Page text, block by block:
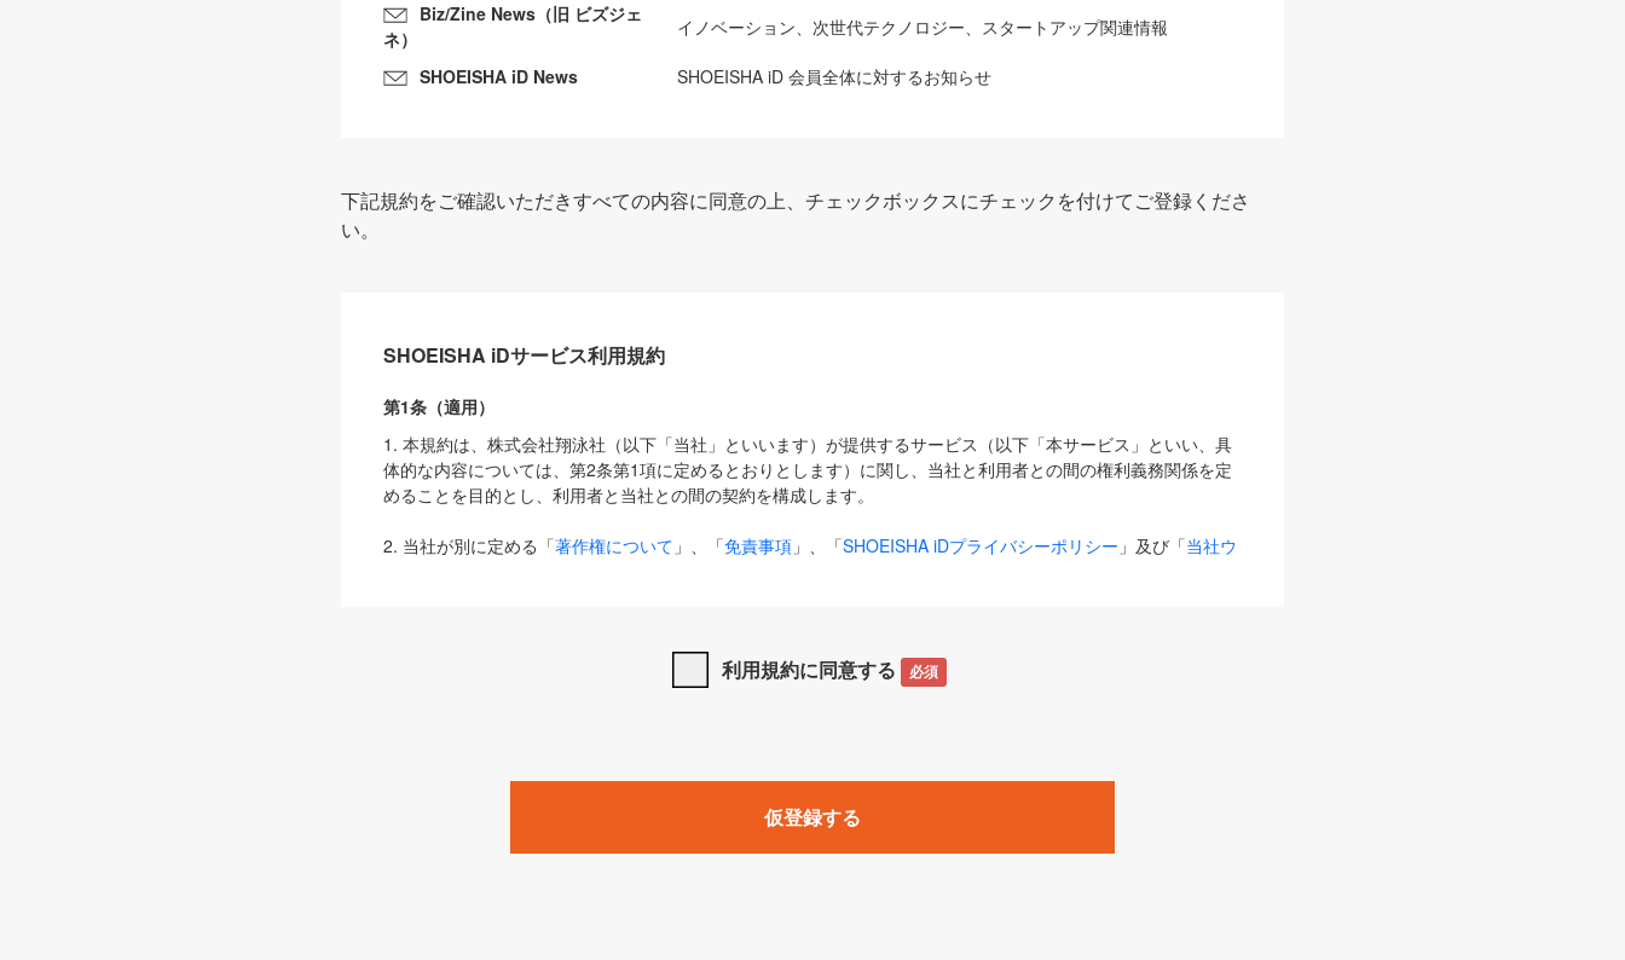
Biz/Zine News（旧 ビズジェ
ネ）
イノベーション、次世代テクノロジー、スタートアップ関連情報
SHOEISHA iD News SHOEISHA iD 会員全体に対するお知らせ
下記規約をご確認いただきすべての内容に同意の上、チェックボックスにチェックを付けてご登録くださ
い。
SHOEISHA iDサービス利用規約
第1条（適用）
1. 本規約は、株式会社翔泳社（以下「当社」といいます）が提供するサービス（以下「本サービス」といい、具
体的な内容については、第2条第1項に定めるとおりとします）に関し、当社と利用者との間の権利義務関係を定
めることを目的とし、利用者と当社との間の契約を構成します。
2. 当社が別に定める「著作権について 」、「免責事項 」、「SHOEISHA iDプライバシーポリシー 」及び「当社ウ
は、本規約の規定が優先して適用されるものとします。
1. 「本サービス」とは、当社が提供する以下のサービス（名称や内容が変更された場合、変更後のサービスを含
みます）及びこれらサービスに関連して当社が実施するイベントやキャンペーンをいいます。
「SEBook」「SEShop」「CodeZine」「MarkeZine」「EnterpriseZine」「ECzine」「Biz/Zine」「HRzine」
利用規約に同意する 必須
仮登録する